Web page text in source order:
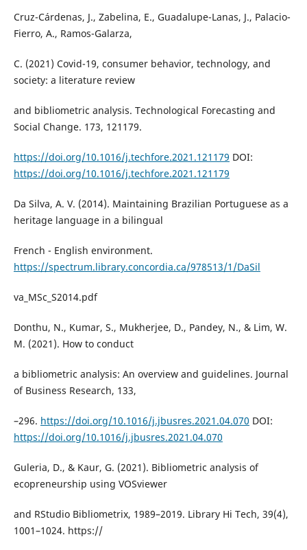
Cruz-Cárdenas, J., Zabelina, E., Guadalupe-Lanas, J., Palacio-
Fierro, A., Ramos-Galarza,
C. (2021) Covid-19, consumer behavior, technology, and
society: a literature review
and bibliometric analysis. Technological Forecasting and
Social Change. 173, 121179.
https://doi.org/10.1016/j.techfore.2021.121179 DOI:
https://doi.org/10.1016/j.techfore.2021.121179
Da Silva, A. V. (2014). Maintaining Brazilian Portuguese as a
heritage language in a bilingual
French - English environment.
https://spectrum.library.concordia.ca/978513/1/DaSil
va_MSc_S2014.pdf
Donthu, N., Kumar, S., Mukherjee, D., Pandey, N., & Lim, W.
M. (2021). How to conduct
a bibliometric analysis: An overview and guidelines. Journal
of Business Research, 133,
–296. https://doi.org/10.1016/j.jbusres.2021.04.070 DOI:
https://doi.org/10.1016/j.jbusres.2021.04.070
Guleria, D., & Kaur, G. (2021). Bibliometric analysis of
ecopreneurship using VOSviewer
and RStudio Bibliometrix, 1989–2019. Library Hi Tech, 39(4),
1001–1024. https://